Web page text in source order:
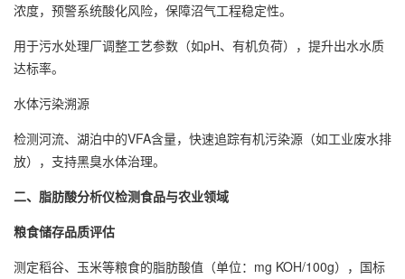
浓度‌，预警系统酸化风险，保障沼气工程稳定性‌。
用于污水处理厂调整工艺参数（如pH、有机负荷），提升出水水质
达标率‌。
‌水体污染溯源‌
检测河流、湖泊中的VFA含量，快速追踪有机污染源（如工业废水排
放），支持黑臭水体治理‌。
二、 脂肪酸分析仪检测食品与农业领域‌
‌粮食储存品质评估‌
测定稻谷、玉米等粮食的‌脂肪酸值‌（单位：mg KOH/100g），国标